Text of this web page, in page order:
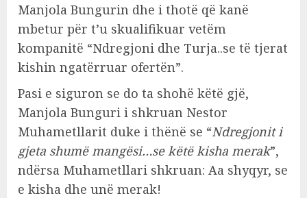
Manjola Bungurin dhe i thotë që kanë
mbetur për t’u skualifikuar vetëm
kompanitë “Ndregjoni dhe Turja..se të tjerat
kishin ngatërruar ofertën”.
Pasi e siguron se do ta shohë këtë gjë,
Manjola Bunguri i shkruan Nestor
Muhametllarit duke i thënë se “Ndregjonit i
gjeta shumë mangësi…se këtë kisha merak”,
ndërsa Muhametllari shkruan: Aa shyqyr, se
e kisha dhe unë merak!